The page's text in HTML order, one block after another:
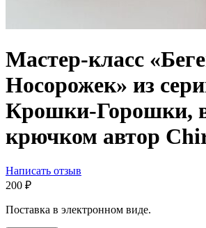
Мастер-класс
Носорожек» из
Крошки-Горошки,
крючком автор
Написать отзыв
‍200‍ ₽
Поставка в электронном виде.